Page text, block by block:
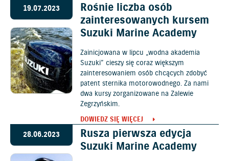
19.07.2023
Rośnie liczba osób
zainteresowanych kursem
Suzuki Marine Academy
Zainicjowana w lipcu „wodna akademia
Suzuki” cieszy się coraz większym
zainteresowaniem osób chcących zdobyć
patent sternika motorowodnego. Za nami
dwa kursy zorganizowane na Zalewie
Zegrzyńskim.
DOWIEDZ SIĘ WIĘCEJ
28.06.2023
Rusza pierwsza edycja
Suzuki Marine Academy